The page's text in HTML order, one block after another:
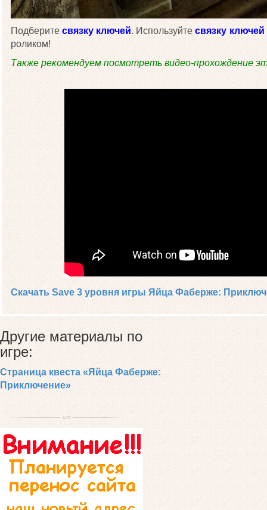
Подберитесвязку ключей. Используйтесвязку ключей
роликом!
Также рекомендуем посмотреть видео-прохождение
Скачать Save 3 уровня игры Яйца Фаберже:
Другие материалы по
игре:
Страница квеста «Яйца Фаберже:
Приключение»